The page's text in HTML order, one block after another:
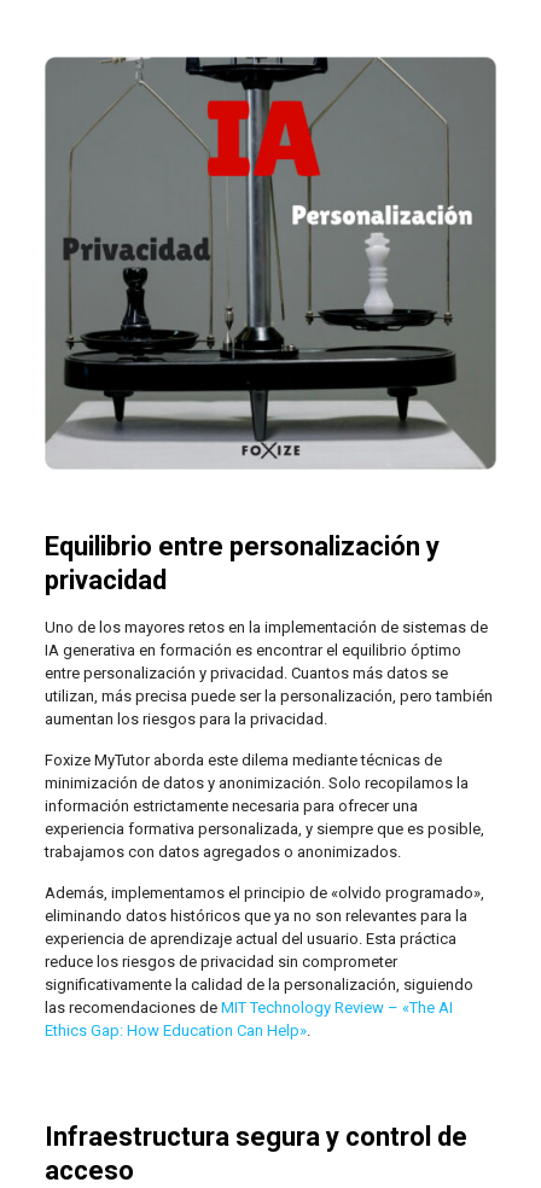
Equilibrio entre personalización y
privacidad
Uno de los mayores retos en la implementación de sistemas de
IA generativa en formación es encontrar el equilibrio óptimo
entre personalización y privacidad. Cuantos más datos se
utilizan, más precisa puede ser la personalización, pero también
aumentan los riesgos para la privacidad.
Foxize MyTutor aborda este dilema mediante técnicas de
minimización de datos y anonimización. Solo recopilamos la
información estrictamente necesaria para ofrecer una
experiencia formativa personalizada, y siempre que es posible,
trabajamos con datos agregados o anonimizados.
Además, implementamos el principio de «olvido programado»,
eliminando datos históricos que ya no son relevantes para la
experiencia de aprendizaje actual del usuario. Esta práctica
reduce los riesgos de privacidad sin comprometer
significativamente la calidad de la personalización, siguiendo
las recomendaciones de MIT Technology Review – «The AI
Ethics Gap: How Education Can Help».
Infraestructura segura y control de
acceso